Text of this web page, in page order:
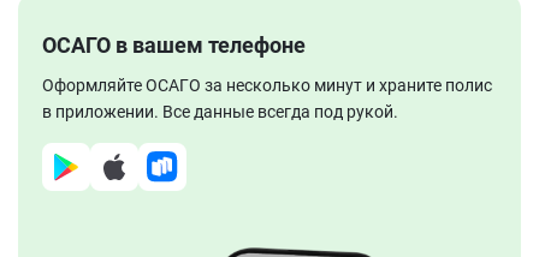
ОСАГО в вашем телефоне
Оформляйте ОСАГО за несколько минут и храните полис
в приложении. Все данные всегда под рукой.